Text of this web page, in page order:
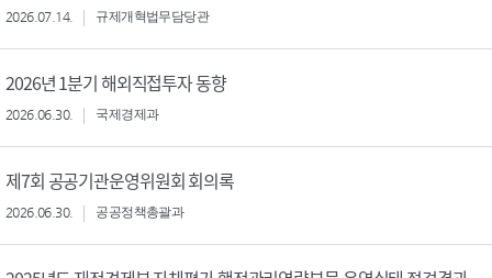
2026.07.14. 규제개혁법무담당관
2026년 1분기 해외직접투자 동향
2026.06.30. 국제경제과
제7회 공공기관운영위원회 회의록
2026.06.30. 공공정책총괄과